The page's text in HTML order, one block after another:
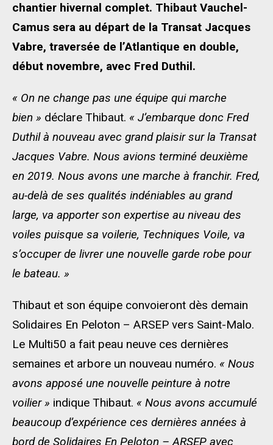
chantier hivernal complet. Thibaut Vauchel-
Camus sera au départ de la Transat Jacques
Vabre, traversée de l’Atlantique en double,
début novembre, avec Fred Duthil.
« On ne change pas une équipe qui marche
bien » déclare Thibaut. « J’embarque donc Fred
Duthilà nouveau avec grand plaisirsur la Transat
Jacques Vabre. Nous avions terminé deuxième
en 2019. Nous avons une marche à franchir. Fred,
au-delà de ses qualités indéniables au grand
large, va apporter son expertise au niveau des
voiles puisque sa voilerie, Techniques Voile, va
s’occuper de livrer une nouvelle garde robe pour
le bateau. »
Thibaut et son équipe convoieront dès demain
Solidaires En Peloton – ARSEP vers Saint-Malo.
Le Multi50 a fait peau neuve ces dernières
semaines et arbore un nouveau numéro. « Nous
avons apposé une nouvelle peinture à notre
voilier » indique Thibaut. « Nous avons accumulé
beaucoup d’expérience ces dernières années à
bord de Solidaires En Peloton – ARSEP avec